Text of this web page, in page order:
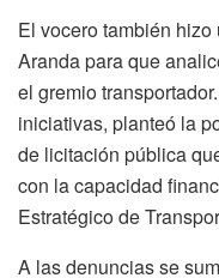
El vocero también
Aranda para que
el gremio
iniciativas, planteó la
de licitación pública
con la capacidad
Estratégico de
A las denuncias se